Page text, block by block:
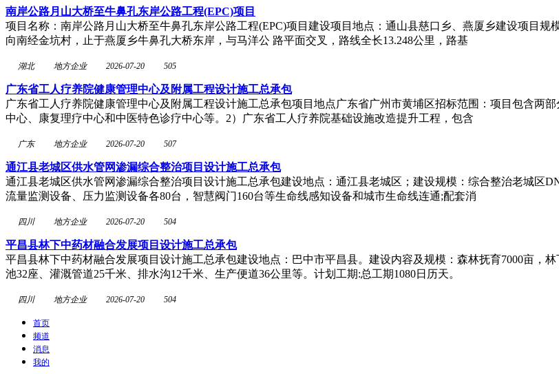
南岸公路月山大桥至牛鼻孔东岸公路工程(EPC)项目
项目名称：南岸公路月山大桥至牛鼻孔东岸公路工程(EPC)项目建设项目地点：通山县慈口乡、燕厦乡建设项目
向南经金坑村，止于燕厦乡牛鼻孔大桥东岸，与马洋公 路平面交叉，路线全长13.248公里，路基
湖北 地方企业 2026-07-20 505
广东省工人疗养院健康管理中心及附属工程设计施工总承包
广东省工人疗养院健康管理中心及附属工程设计施工总承包项目地点广东省广州市黄埔区招标范围：项目包含两
中心、康复理疗中心和中医特色诊疗中心等。2）广东省工人疗养院基础设施改造提升工程，包含
广东 地方企业 2026-07-20 507
通江县老城区供水管网渗漏综合整治项目设计施工总承包
通江县老城区供水管网渗漏综合整治项目设计施工总承包建设地点：通江县老城区；建设规模：综合整治老城区
流量监测设备、压力监测设备各80台，智慧阀门160台等生命线感知设备和城市生命线连通;配套消
四川 地方企业 2026-07-20 504
平昌县林下中药材融合发展项目设计施工总承包
平昌县林下中药材融合发展项目设计施工总承包建设地点：巴中市平昌县。建设内容及规模：森林抚育7000亩，
池32座、灌溉管道25千米、排水沟12千米、生产便道36公里等。计划工期:总工期1080日历天。
四川 地方企业 2026-07-20 504
首页
频道
消息
我的